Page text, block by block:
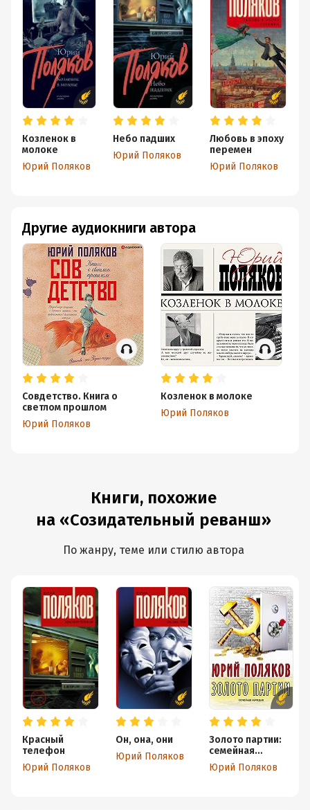
Козленок в
молоке
Юрий Поляков
Небо падших
Юрий Поляков
Любовь в эпоху
перемен
Юрий Поляков
Другие аудиокниги автора
Совдетство. Книга о
светлом прошлом
Юрий Поляков
Козленок в молоке
Юрий Поляков
Книги, похожие
на «Созидательный реванш»
По жанру, теме или стилю автора
Красный
телефон
Юрий Поляков
Он, она, они
Юрий Поляков
Золото партии:
семейная
комедия
Юрий Поляков